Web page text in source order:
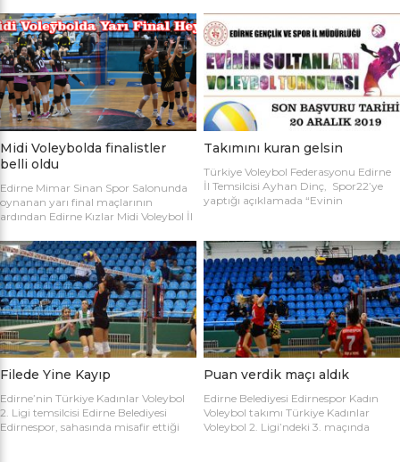
Midi Voleybolda finalistler
belli oldu
Edirne Mimar Sinan Spor Salonunda
oynanan yarı final maçlarının
ardından Edirne Kızlar Midi Voleybol İl
oynamaya hak kazanan takımlar
belirlendi. İlk oynanan yarı final
maçında Atletik Trakya takımını 25-
17, 25-7 ve 25-20’lik setlerle 3-0
mağlup eden Keşan Yıldızı takımı
finale adını ilk yazdıran takım oldu.
Oynanan ikinci maçta Avrupa
Yıldızları ile Kırcasalih […]
Takımını kuran gelsin
Türkiye Voleybol Federasyonu Edirne
İl Temsilcisi Ayhan Dinç, Spor22’ye
yaptığı açıklamada “Evinin
Temsilciliği olarak “Evinin Sultanları”
ismiyle Kadın Voleybol Turnuvası
organize ediliyor. 18 yaşını doldurmuş
tüm kadınların katılımına açık olan
turnuvaya katılım için takım
kaptanlarının sporcu listesini sağlık
raporlarıyla(sağlık ocağından
alınması yeterli) birlikte Gençlik Spor
İl […]
Filede Yine Kayıp
Edirne’nin Türkiye Kadınlar Voleybol
2. Ligi temsilcisi Edirne Belediyesi
Edirnespor, sahasında misafir ettiği
Puan verdik maçı aldık
Edirne Belediyesi Edirnespor Kadın
Voleybol takımı Türkiye Kadınlar
Voleybol 2. Ligi’ndeki 3. maçında